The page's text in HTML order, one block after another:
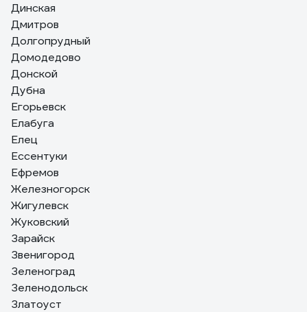
Динская
Дмитров
Долгопрудный
Домодедово
Донской
Дубна
Егорьевск
Елабуга
Елец
Ессентуки
Ефремов
Железногорск
Жигулевск
Жуковский
Зарайск
Звенигород
Зеленоград
Зеленодольск
Златоуст